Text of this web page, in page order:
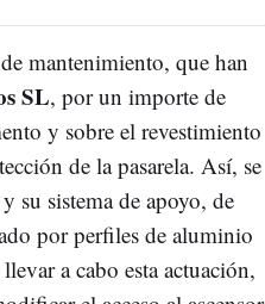
mantenimiento, que han
SL, por un importe de
y sobre el revestimiento
de la pasarela. Así, se
su sistema de apoyo, de
por perfiles de aluminio
a cabo esta actuación,